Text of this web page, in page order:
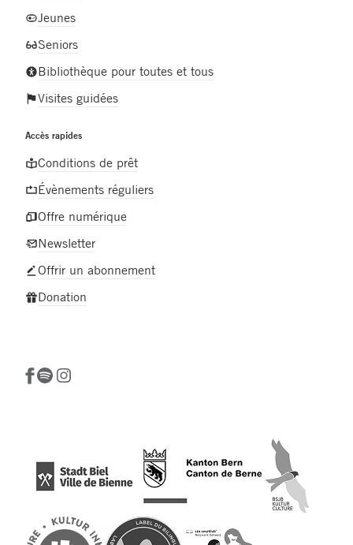
Jeunes
Seniors
Bibliothèque pour toutes et tous
Visites guidées
Accès rapides
Conditions de prêt
Évènements réguliers
Offre numérique
Newsletter
Offrir un abonnement
Donation